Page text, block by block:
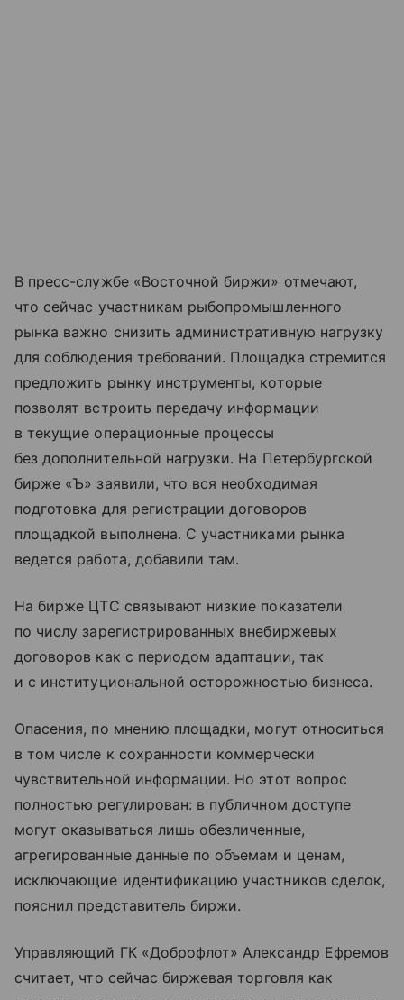
В пресс-службе «Восточной биржи» отмечают,
что сейчас участникам рыбопромышленного
рынка важно снизить административную нагрузку
для соблюдения требований. Площадка стремится
предложить рынку инструменты, которые
позволят встроить передачу информации
в текущие операционные процессы
без дополнительной нагрузки. На Петербургской
бирже «Ъ» заявили, что вся необходимая
подготовка для регистрации договоров
площадкой выполнена. С участниками рынка
ведется работа, добавили там.
На бирже ЦТС связывают низкие показатели
по числу зарегистрированных внебиржевых
договоров как с периодом адаптации, так
и с институциональной осторожностью бизнеса.
Опасения, по мнению площадки, могут относиться
в том числе к сохранности коммерчески
чувствительной информации. Но этот вопрос
полностью регулирован: в публичном доступе
могут оказываться лишь обезличенные,
агрегированные данные по объемам и ценам,
исключающие идентификацию участников сделок,
пояснил представитель биржи.
Управляющий ГК «Доброфлот» Александр Ефремов
считает, что сейчас биржевая торговля как